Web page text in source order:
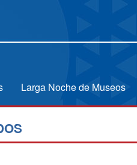
Larga Noche de Museos